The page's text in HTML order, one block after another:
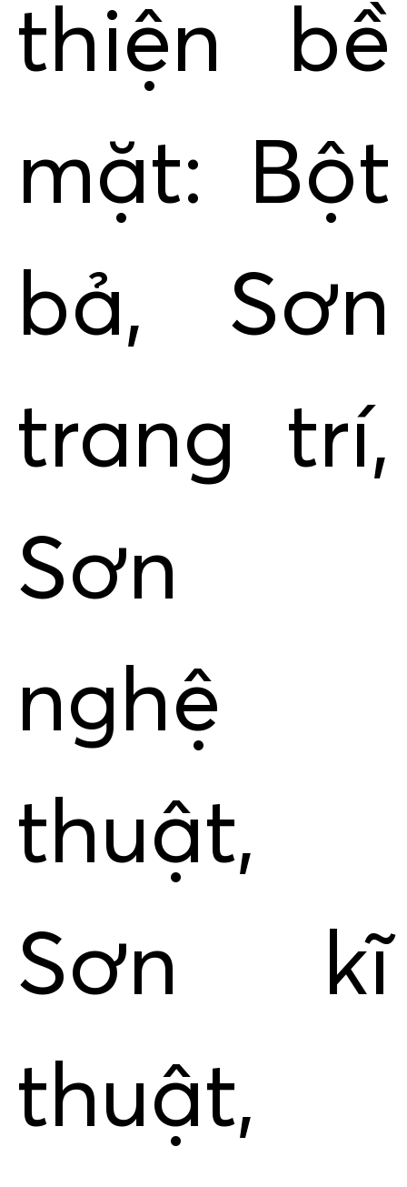
thiện bề
mặt: Bột
bả, Sơn
trang trí,
Sơn
nghệ
thuật,
Sơn kĩ
thuật,